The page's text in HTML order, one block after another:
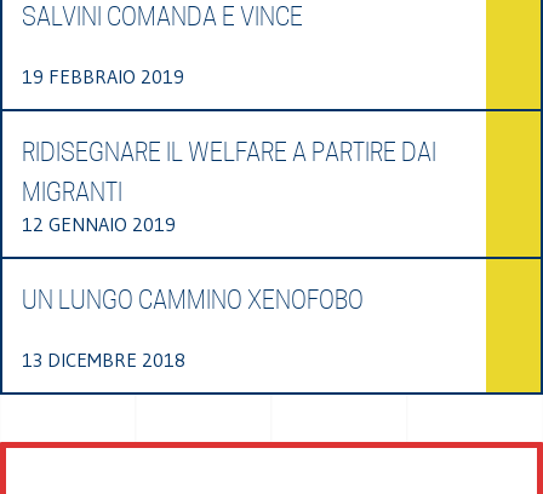
SALVINI COMANDA E VINCE
19 FEBBRAIO 2019
RIDISEGNARE IL WELFARE A PARTIRE DAI
MIGRANTI
12 GENNAIO 2019
UN LUNGO CAMMINO XENOFOBO
13 DICEMBRE 2018